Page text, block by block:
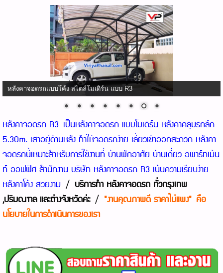
หลังคาจอดรถแบบโค้ง สไตล์โมเดิร์น แบบ R3
หลังคาจอดรถ R3เป็นหลังคาจอดรถ แบบโมเดิร์น หลังคาคลุมรถลึก
5.30m. เสาอยู่ด้านหลัง ทำให้จอดรถง่าย เลี้ยวเข้าออกสะดวก หลังคา
จอดรถนี้เหมาะสำหรับการใช้งานที่ บ้านพักอาศัย บ้านเดีี่ยว อพาร์ทเม้น
ท์ ออฟฟิศ สำนักงาน บริษัท หลังคาจอดรถ R3 เน้นความเรียบง่าย
หลังคาโค้ง สวยงาม/ บริการทำ หลังคาจอดรถ ทั่วกรุงเทพ
,ปริมณฑล และต่างจังหวัดค่ะ/ "งานคุณภาพดี ราคาไม่แพง" คือ
นโยบายในการดำเนินการของเรา